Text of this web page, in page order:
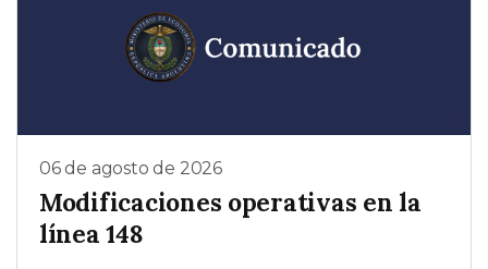
06 de agosto de 2026
Modificaciones operativas en la
línea 148